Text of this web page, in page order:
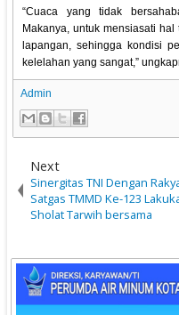
“Cuaca yang tidak
Makanya, untuk mensiasati
lapangan, sehingga kondisi
kelelahan yang sangat,”
Admin
Next
Sinergitas TNI Dengan
Satgas TMMD Ke-123
Sholat Tarwih bersama